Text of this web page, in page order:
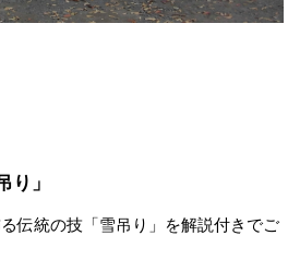
り」
伝統の技「雪吊り」を解説付きでご